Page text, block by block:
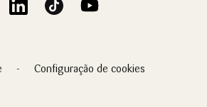
Configuração de cookies